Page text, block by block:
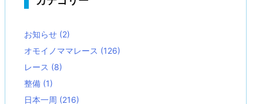
お知らせ (2)
オモイノママレース (126)
レース (8)
整備 (1)
日本一周 (216)